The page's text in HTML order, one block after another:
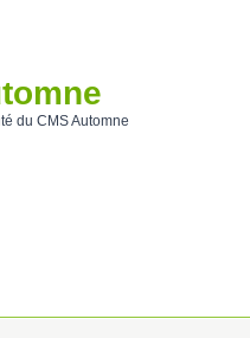
du CMS Automne